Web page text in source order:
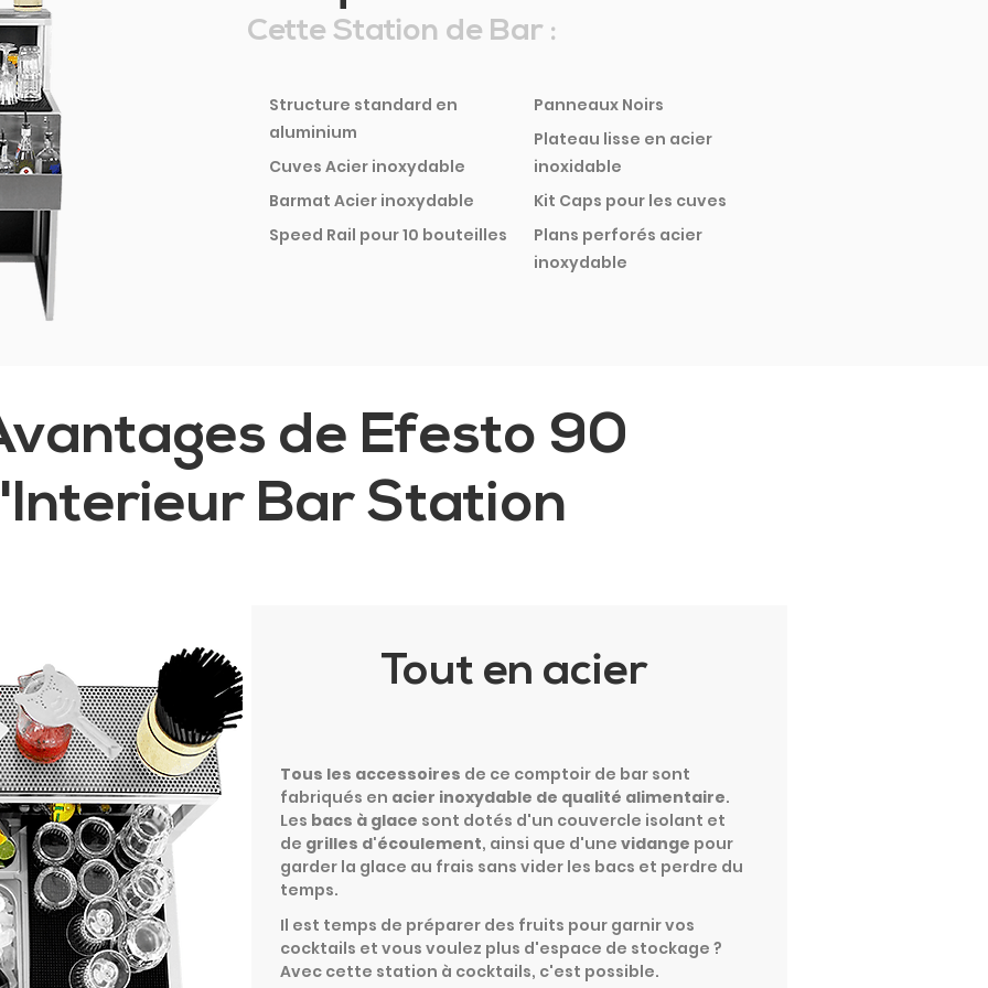
Cette Station de Bar :
Structure standard en
aluminium
Cuves Acier inoxydable
Barmat Acier inoxydable
Speed Rail pour 10 bouteilles
Panneaux Noirs
Plateau lisse en acier
inoxidable
Kit Caps pour les cuves
Plans perforés acier
inoxydable
de Efesto 90
Bar Station
Tout en acier
Tous les accessoires de ce comptoir de bar sont
fabriqués en acier inoxydable de qualité alimentaire.
Les bacs à glace sont dotés d'un couvercle isolant et
de grilles d'écoulement, ainsi que d'une vidange pour
garder la glace au frais sans vider les bacs et perdre du
temps.
Il est temps de préparer des fruits pour garnir vos
cocktails et vous voulez plus d'espace de stockage ?
Avec cette station à cocktails, c'est possible.